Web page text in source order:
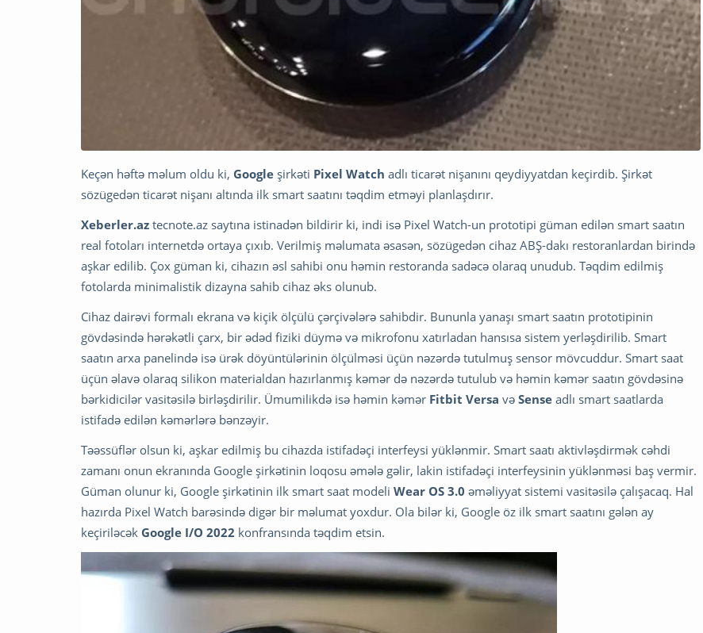
Keçən həftə məlum oldu ki, Google şirkəti Pixel Watch adlı ticarət nişanını qeydiyyatdan keçirdib. Şirkət
sözügedən ticarət nişanı altında ilk smart saatını təqdim etməyi planlaşdırır.
Xeberler.az tecnote.az saytına istinadən bildirir ki, indi isə Pixel Watch-un prototipi güman edilən smart saatın
real fotoları internetdə ortaya çıxıb. Verilmiş məlumata əsasən, sözügedən cihaz ABŞ-dakı restoranlardan birində
aşkar edilib. Çox güman ki, cihazın əsl sahibi onu həmin restoranda sadəcə olaraq unudub. Təqdim edilmiş
fotolarda minimalistik dizayna sahib cihaz əks olunub.
Cihaz dairəvi formalı ekrana və kiçik ölçülü çərçivələrə sahibdir. Bununla yanaşı smart saatın prototipinin
gövdəsində hərəkətli çarx, bir ədəd fiziki düymə və mikrofonu xatırladan hansısa sistem yerləşdirilib. Smart
saatın arxa panelində isə ürək döyüntülərinin ölçülməsi üçün nəzərdə tutulmuş sensor mövcuddur. Smart saat
üçün əlavə olaraq silikon materialdan hazırlanmış kəmər də nəzərdə tutulub və həmin kəmər saatın gövdəsinə
bərkidicilər vasitəsilə birləşdirilir. Ümumilikdə isə həmin kəmər Fitbit Versa və Sense adlı smart saatlarda
istifadə edilən kəmərlərə bənzəyir.
Təəssüflər olsun ki, aşkar edilmiş bu cihazda istifadəçi interfeysi yüklənmir. Smart saatı aktivləşdirmək cəhdi
zamanı onun ekranında Google şirkətinin loqosu əmələ gəlir, lakin istifadəçi interfeysinin yüklənməsi baş vermir.
Güman olunur ki, Google şirkətinin ilk smart saat modeli Wear OS 3.0 əməliyyat sistemi vasitəsilə çalışacaq. Hal
hazırda Pixel Watch barəsində digər bir məlumat yoxdur. Ola bilər ki, Google öz ilk smart saatını gələn ay
keçiriləcək Google I/O 2022 konfransında təqdim etsin.